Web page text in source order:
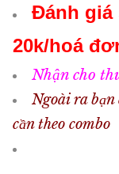
Đánh giá
20k/hoá
Nhận cho
Ngoài ra
cần theo combo